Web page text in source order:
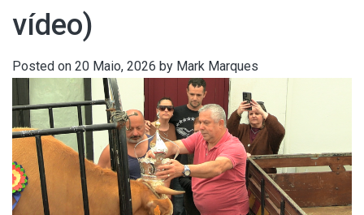
vídeo)
Posted on 20 Maio, 2026 by Mark Marques